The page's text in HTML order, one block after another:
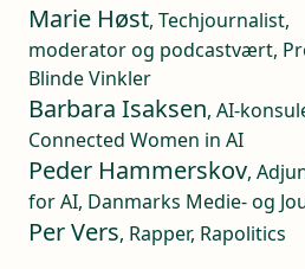
Marie Høst, Techjournalist,
moderator og podcastvært,
Blinde Vinkler
Barbara Isaksen, AI-
Connected Women in AI
Peder Hammerskov,
for AI, Danmarks Medie- og
Per Vers, Rapper, Rapolitics